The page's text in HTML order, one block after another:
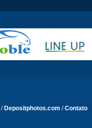
/ Depositphotos.com /Contato